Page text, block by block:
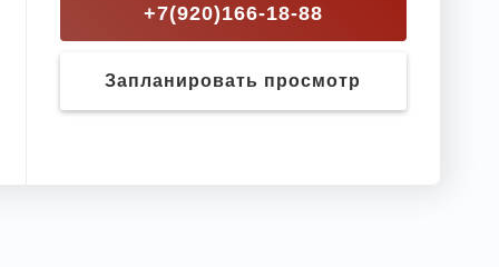
+7(920)166-18-88
Запланировать просмотр